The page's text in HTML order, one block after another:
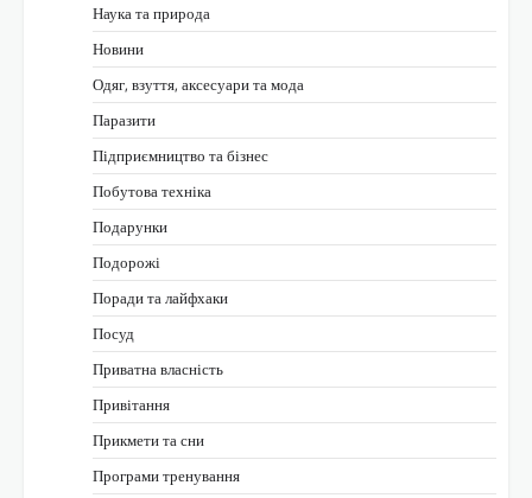
Наука та природа
Новини
Одяг, взуття, аксесуари та мода
Паразити
Підприємництво та бізнес
Побутова техніка
Подарунки
Подорожі
Поради та лайфхаки
Посуд
Приватна власність
Привітання
Прикмети та сни
Програми тренування